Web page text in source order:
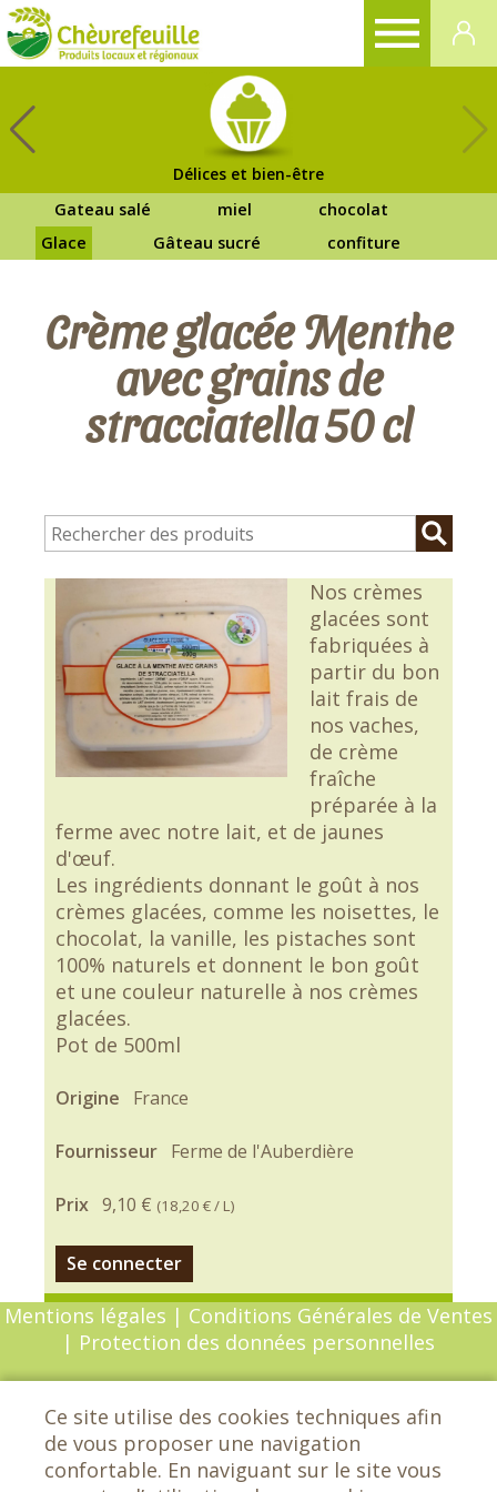
Délices et bien-être
Gateau salé
miel
chocolat
Glace
Gâteau sucré confiture
Crème glacée Menthe
avec grains de
stracciatella 50 cl
Nos crèmes
glacées sont
fabriquées à
partir du bon
lait frais de
nos vaches,
de crème
fraîche
préparée à la
ferme avec notre lait, et de jaunes
d'œuf.
Les ingrédients donnant le goût à nos
crèmes glacées, comme les noisettes, le
chocolat, la vanille, les pistaches sont
100% naturels et donnent le bon goût
et une couleur naturelle à nos crèmes
glacées.
Pot de 500ml
Origine France
Fournisseur Ferme de l'Auberdière
Prix 9,10 € (18,20 €/ L)
Se connecter
Mentions légales | Conditions Générales de Ventes
| Protection des données personnelles
réservés - Conception :Sarl Dynapse
Ce site utilise des cookies techniques afin
de vous proposer une navigation
confortable. En naviguant sur le site vous